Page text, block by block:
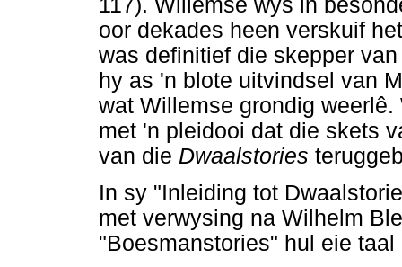
oor dekades heen verskuif
was definitief die skepper
hy as 'n blote uitvindsel van
wat Willemse grondig
met 'n pleidooi dat die skets
van die Dwaalstories
In sy "Inleiding tot
met verwysing na Wilhelm
"Boesmanstories" hul eie